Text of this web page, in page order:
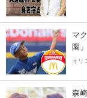
マ
園」
オリ
森